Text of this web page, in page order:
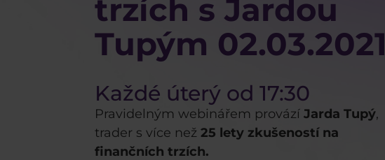
trzích s Jardou
Tupým 02.03.2021
Každé úterý od 17:30
Pravidelným webinářem provází Jarda Tupý,
trader s více než 25 lety zkušeností na
finančních trzích.